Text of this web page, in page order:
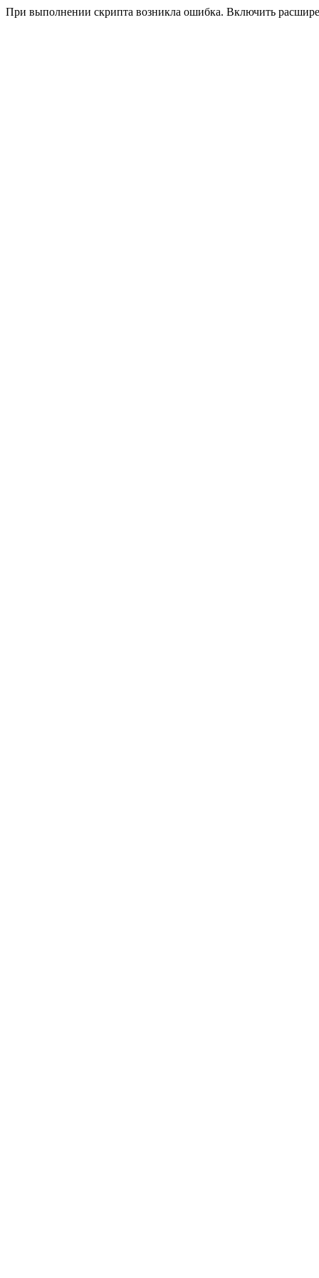
При выполнении скрипта возникла ошибка. Включить